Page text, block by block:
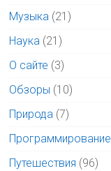
Музыка (21)
Наука (21)
О сайте (3)
Обзоры (10)
Природа (7)
Программирование
Путешествия (96)